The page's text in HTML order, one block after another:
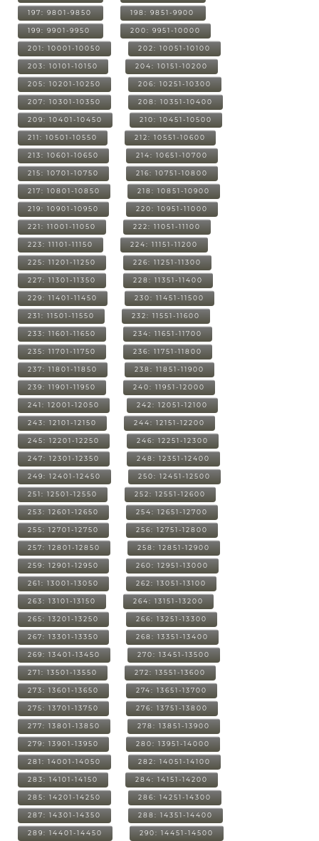
197: 9801-9850 198: 9851-9900
199: 9901-9950 200: 9951-10000
201: 10001-10050 202: 10051-10100
203: 10101-10150 204: 10151-10200
205: 10201-10250 206: 10251-10300
207: 10301-10350 208: 10351-10400
209: 10401-10450 210: 10451-10500
211: 10501-10550 212: 10551-10600
213: 10601-10650 214: 10651-10700
215: 10701-10750 216: 10751-10800
217: 10801-10850 218: 10851-10900
219: 10901-10950 220: 10951-11000
221: 11001-11050 222: 11051-11100
223: 11101-11150 224: 11151-11200
225: 11201-11250 226: 11251-11300
227: 11301-11350 228: 11351-11400
229: 11401-11450 230: 11451-11500
231: 11501-11550 232: 11551-11600
233: 11601-11650 234: 11651-11700
235: 11701-11750 236: 11751-11800
237: 11801-11850 238: 11851-11900
239: 11901-11950 240: 11951-12000
241: 12001-12050 242: 12051-12100
243: 12101-12150 244: 12151-12200
245: 12201-12250 246: 12251-12300
247: 12301-12350 248: 12351-12400
249: 12401-12450 250: 12451-12500
251: 12501-12550 252: 12551-12600
253: 12601-12650 254: 12651-12700
255: 12701-12750 256: 12751-12800
257: 12801-12850 258: 12851-12900
259: 12901-12950 260: 12951-13000
261: 13001-13050 262: 13051-13100
263: 13101-13150 264: 13151-13200
265: 13201-13250 266: 13251-13300
267: 13301-13350 268: 13351-13400
269: 13401-13450 270: 13451-13500
271: 13501-13550 272: 13551-13600
273: 13601-13650 274: 13651-13700
275: 13701-13750 276: 13751-13800
277: 13801-13850 278: 13851-13900
279: 13901-13950 280: 13951-14000
281: 14001-14050 282: 14051-14100
283: 14101-14150 284: 14151-14200
285: 14201-14250 286: 14251-14300
287: 14301-14350 288: 14351-14400
289: 14401-14450 290: 14451-14500